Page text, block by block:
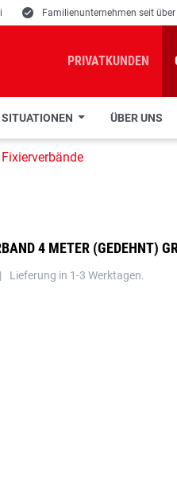
E Familienunternehmen seit
PRIVATKUNDEN
ÜBER UNS
Fixierverbände
4 METER (GEDEHNT)
| Lieferung in 1-3 Werktagen.